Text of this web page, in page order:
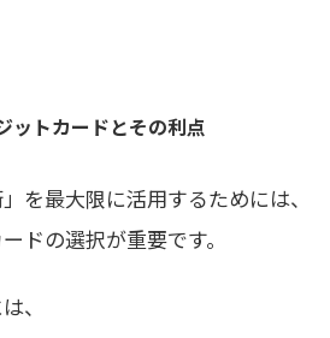
ットカードとその利点
を最大限に活用するためには、
ドの選択が重要です。
、